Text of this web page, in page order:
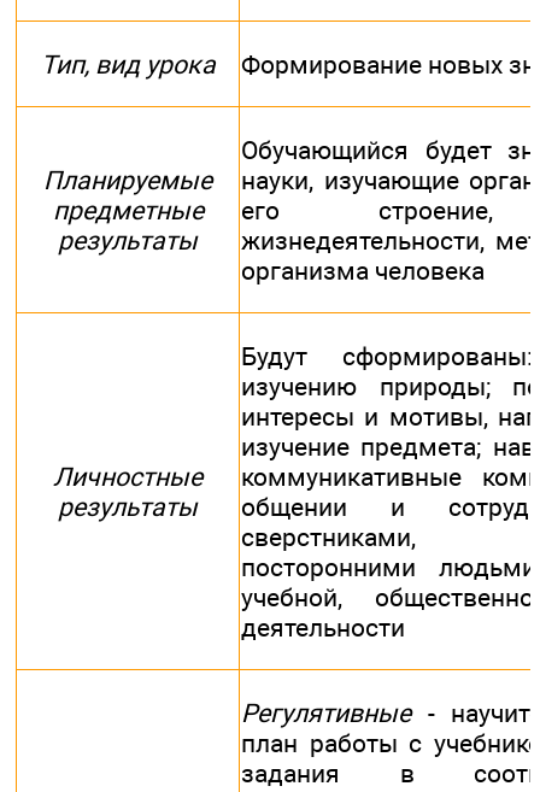
Тип, вид урока Формирование новых
Планируемые
предметные
результаты
Обучающийся будет
науки, изучающие
его строение,
жизнедеятельности,
организма человека
Личностные
результаты
Будут
изучению природы;
интересы и мотивы,
изучение предмета;
коммуникативные
общении и
сверстниками,
посторонними
учебной,
деятельности
Регулятивные-
план работы с
задания в